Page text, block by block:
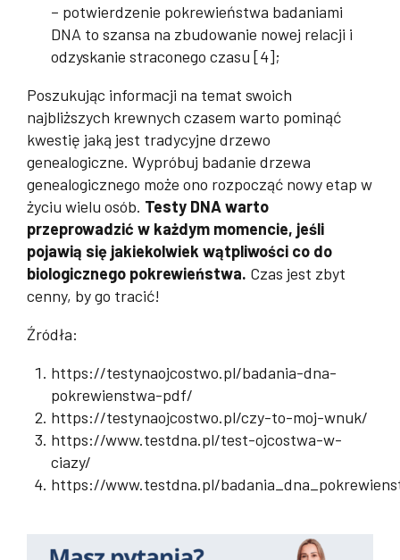
– potwierdzenie pokrewieństwa badaniami
DNA to szansa na zbudowanie nowej relacji i
odzyskanie straconego czasu [4];
Poszukując informacji na temat swoich
najbliższych krewnych czasem warto pominąć
kwestię jaką jest tradycyjne drzewo
genealogiczne. Wypróbuj badanie drzewa
genealogicznego może ono rozpocząć nowy etap w
życiu wielu osób. Testy DNA warto
przeprowadzić w każdym momencie, jeśli
pojawią się jakiekolwiek wątpliwości co do
biologicznego pokrewieństwa. Czas jest zbyt
cenny, by go tracić!
Źródła:
https://testynaojcostwo.pl/badania-dna-
pokrewienstwa-pdf/
https://testynaojcostwo.pl/czy-to-moj-wnuk/
https://www.testdna.pl/test-ojcostwa-w-
ciazy/
https://www.testdna.pl/